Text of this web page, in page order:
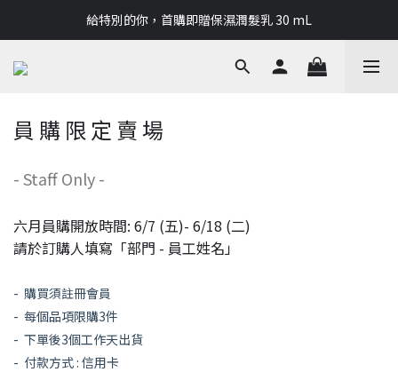
讓LE BORN成為你的夏季✨滿2000再送靜謐森林護手霜 50mL
給特別的你，首購即贈保濕潤髮乳 30 mL
讓LE BORN成為你的夏季✨滿2000再送靜謐森林護手霜 50mL
員 購 限 定 賣 場
- Staff Only -
六月員購開放時間: 6/7 (五)- 6/18 (二)
請於訂購人填寫「部門 - 員工姓名」
- 購買須註冊會員
- 每個品項限購3件
- 下單後3個工作天出貨
- 付款方式 : 信用卡